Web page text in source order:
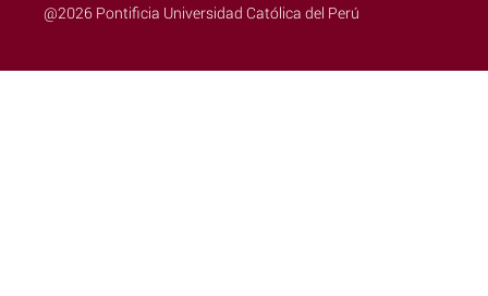
@2026 Pontificia Universidad Católica del Perú